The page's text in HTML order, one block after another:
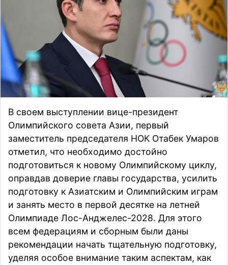
В своем выступлении вице-президент
Олимпийского совета Азии, первый
заместитель председателя НОК Отабек Умаров
отметил, что необходимо достойно
подготовиться к новому Олимпийскому циклу,
оправдав доверие главы государства, усилить
подготовку к Азиатским и Олимпийским играм
и занять место в первой десятке на летней
Олимпиаде Лос-Анджелес-2028. Для этого
всем федерациям и сборным были даны
рекомендации начать тщательную подготовку,
уделяя особое внимание таким аспектам, как